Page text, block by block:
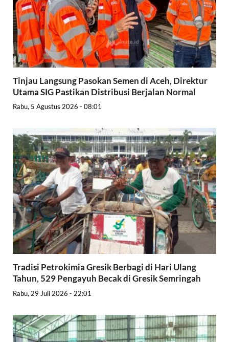
Tinjau Langsung Pasokan Semen di Aceh, Direktur
Utama SIG Pastikan Distribusi Berjalan Normal
Rabu, 5 Agustus 2026 - 08:01
Tradisi Petrokimia Gresik Berbagi di Hari Ulang
Tahun, 529 Pengayuh Becak di Gresik Semringah
Rabu, 29 Juli 2026 - 22:01